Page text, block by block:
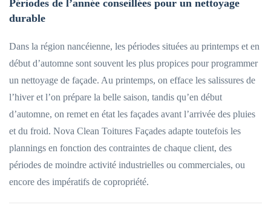
Périodes de l’année conseillées pour un nettoyage
durable
Dans la région nancéienne, les périodes situées au printemps et en
début d’automne sont souvent les plus propices pour programmer
un nettoyage de façade. Au printemps, on efface les salissures de
l’hiver et l’on prépare la belle saison, tandis qu’en début
d’automne, on remet en état les façades avant l’arrivée des pluies
et du froid. Nova Clean Toitures Façades adapte toutefois les
plannings en fonction des contraintes de chaque client, des
périodes de moindre activité industrielles ou commerciales, ou
encore des impératifs de copropriété.